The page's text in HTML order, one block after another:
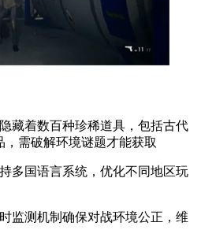
藏着数百种珍稀道具，包括古代
需破解环境谜题才能获取
多国语言系统，优化不同地区玩
监测机制确保对战环境公正，维